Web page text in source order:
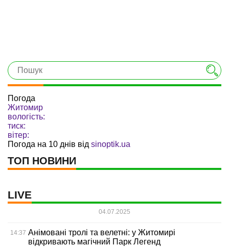
Погода
Житомир
вологість:
тиск:
вітер:
Погода на 10 днів від sinoptik.ua
ТОП НОВИНИ
LIVE
04.07.2025
14:37 Анімовані тролі та велетні: у Житомирі
відкривають магічний Парк Легенд